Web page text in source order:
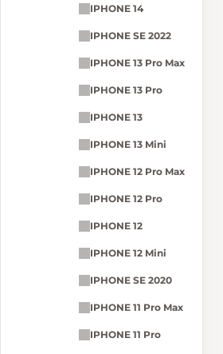
IPHONE 14
IPHONE SE 2022
IPHONE 13 Pro Max
IPHONE 13 Pro
IPHONE 13
IPHONE 13 Mini
IPHONE 12 Pro Max
IPHONE 12 Pro
IPHONE 12
IPHONE 12 Mini
IPHONE SE 2020
IPHONE 11 Pro Max
IPHONE 11 Pro